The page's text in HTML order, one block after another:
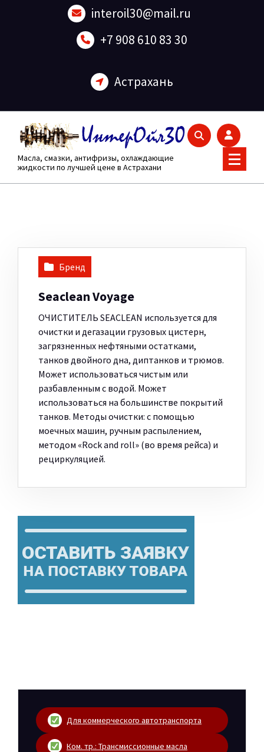
interoil30@mail.ru
+7 908 610 83 30
Астрахань
Масла, смазки, антифризы, охлаждающие
жидкости по лучшей цене в Астрахани
Бренд
Seaclean Voyage
ОЧИСТИТЕЛЬ SEACLEAN используется для
очистки и дегазации грузовых цистерн,
загрязненных нефтяными остатками,
танков двойного дна, диптанков и трюмов.
Может использоваться чистым или
разбавленным с водой. Может
использоваться на большинстве покрытий
танков. Методы очистки: с помощью
моечных машин, ручным распылением,
методом «Rock and roll» (во время рейса) и
рециркуляцией.
Для коммерческого автотранспорта
Ком. тр.: Трансмиссионные масла